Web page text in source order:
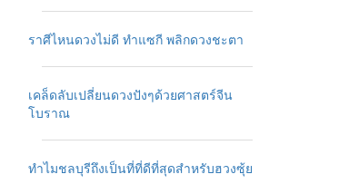
ราศีไหนดวงไม่ดี ทำแซกี พลิกดวงชะตา
เคล็ดลับเปลี่ยนดวงปังๆด้วยศาสตร์จีน
โบราณ
ทำไมชลบุรีถึงเป็นที่ที่ดีที่สุดสำหรับฮวงซุ้ย